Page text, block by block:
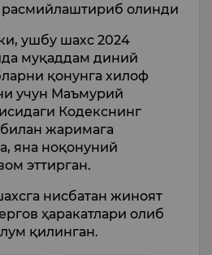
расмийлаштириб олинди
ушбу шахс 2024
муқаддам диний
қонунга хилоф
учун Маъмурий
Кодекснинг
жаримага
яна ноқонуний
эттирган.
нисбатан жиноят
ҳаракатлари олиб
қилинган.